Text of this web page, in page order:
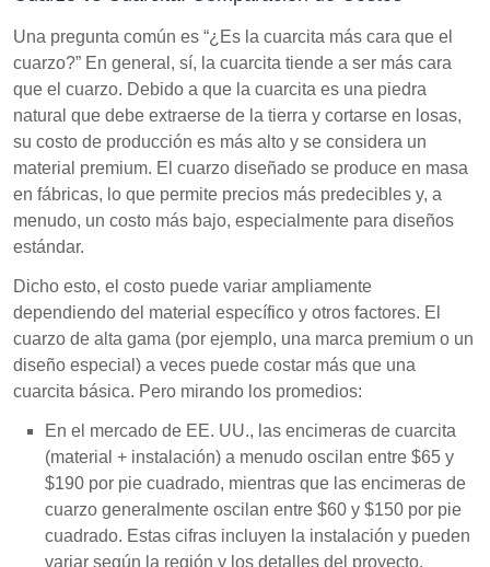
Una pregunta común es “¿Es la cuarcita más cara que el
cuarzo?” En general, sí, la cuarcita tiende a ser más cara
que el cuarzo. Debido a que la cuarcita es una piedra
natural que debe extraerse de la tierra y cortarse en losas,
su costo de producción es más alto y se considera un
material premium. El cuarzo diseñado se produce en masa
en fábricas, lo que permite precios más predecibles y, a
menudo, un costo más bajo, especialmente para diseños
estándar.
Dicho esto, el costo puede variar ampliamente
dependiendo del material específico y otros factores. El
cuarzo de alta gama (por ejemplo, una marca premium o un
diseño especial) a veces puede costar más que una
cuarcita básica. Pero mirando los promedios:
En el mercado de EE. UU., las encimeras de cuarcita
(material + instalación) a menudo oscilan entre $65 y
$190 por pie cuadrado, mientras que las encimeras de
cuarzo generalmente oscilan entre $60 y $150 por pie
cuadrado. Estas cifras incluyen la instalación y pueden
variar según la región y los detalles del proyecto.